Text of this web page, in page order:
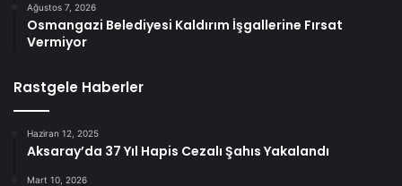
Ağustos 7, 2026
Osmangazi Belediyesi Kaldırım İşgallerine Fırsat
Vermiyor
Rastgele Haberler
Haziran 12, 2025
Aksaray’da 37 Yıl Hapis Cezalı Şahıs Yakalandı
Mart 10, 2026